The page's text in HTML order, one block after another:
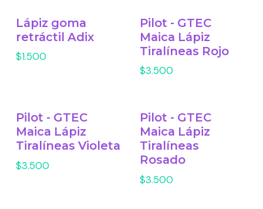
Lápiz goma
retráctil Adix
$1.500
Pilot - GTEC
Maica Lápiz
Tiralíneas Rojo
$3.500
Pilot - GTEC
Maica Lápiz
Tiralíneas Violeta
$3.500
Pilot - GTEC
Maica Lápiz
Tiralíneas
Rosado
$3.500